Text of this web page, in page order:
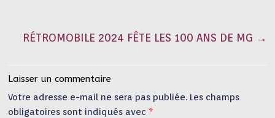
RÉTROMOBILE 2024 FÊTE LES 100 ANS DE MG →
Laisser un commentaire
Votre adresse e-mail ne sera pas publiée. Les champs
obligatoires sont indiqués avec *